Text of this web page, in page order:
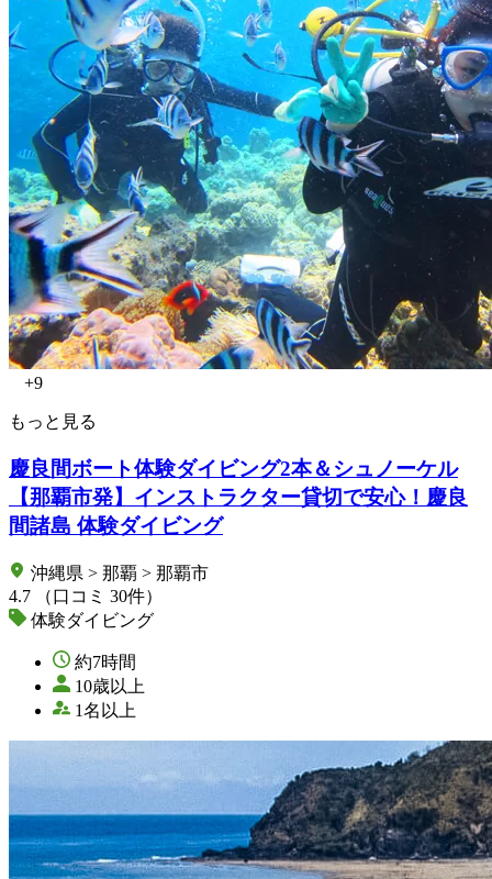
+9
もっと見る
慶良間ボート体験ダイビング2本＆シュノーケル
【那覇市発】インストラクター貸切で安心！慶良
間諸島 体験ダイビング
沖縄県 > 那覇 > 那覇市
4.7
（口コミ 30件）
体験ダイビング
約7時間
10歳以上
1名以上